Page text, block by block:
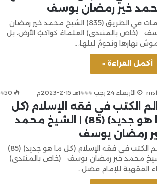
خير رمضان يوسف
كلمات في الطريق (835) الشيخ محمد خير رمضان
(خاص بالمنتدى) العلماءُ كواكبُ الأرض، بل
نهارها ونجومُ ليلها،…
أكمل القراءة »
msf الأربعاء 24 رجب 1444هـ 15-2-2023م 450
الكتب في فقه الإسلام (كل
ما هو جديد) (85) | الشيخ محمد
رمضان يوسف
عالم الكتب في فقه الإسلام (كل ما هو جديد) (85)
محمد خير رمضان يوسف (خاص بالمنتدى)
الفقهية للإمام فضل…